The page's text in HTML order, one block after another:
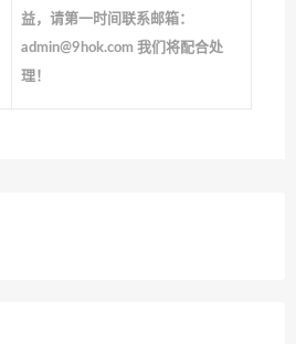
益，请第一时间联系邮箱：
admin@9hok.com 我们将配合处
理！